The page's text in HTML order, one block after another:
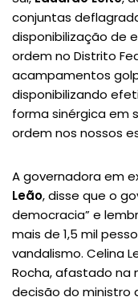
conjuntas
disponibilização de
ordem no Distrito
acampamentos
disponibilizando
forma sinérgica em
ordem nos nossos
A governadora em
Leão, disse que o
democracia” e
mais de 1,5 mil
vandalismo. Celina
Rocha, afastado na
decisão do ministro